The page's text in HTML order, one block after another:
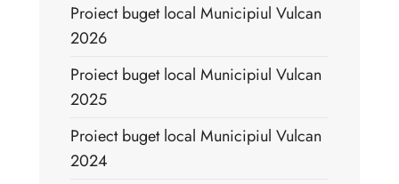
Proiect buget local Municipiul Vulcan
2026
Proiect buget local Municipiul Vulcan
2025
Proiect buget local Municipiul Vulcan
2024